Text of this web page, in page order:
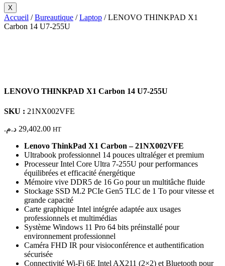
X
Accueil /Bureautique /Laptop / LENOVO THINKPAD X1
Carbon 14 U7-255U
LENOVO THINKPAD X1 Carbon 14 U7-255U
SKU : 21NX002VFE
29,402.00 د.م. HT
Lenovo ThinkPad X1 Carbon – 21NX002VFE
Ultrabook professionnel 14 pouces ultraléger et premium
Processeur Intel Core Ultra 7-255U pour performances
équilibrées et efficacité énergétique
Mémoire vive DDR5 de 16 Go pour un multitâche fluide
Stockage SSD M.2 PCIe Gen5 TLC de 1 To pour vitesse et
grande capacité
Carte graphique Intel intégrée adaptée aux usages
professionnels et multimédias
Système Windows 11 Pro 64 bits préinstallé pour
environnement professionnel
Caméra FHD IR pour visioconférence et authentification
sécurisée
Connectivité Wi-Fi 6E Intel AX211 (2×2) et Bluetooth pour